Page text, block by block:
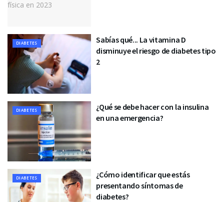
DIABETES
Sabías qué... La vitamina D
disminuye el riesgo de diabetes tipo
2
DIABETES
¿Qué se debe hacer con la insulina
en una emergencia?
DIABETES
¿Cómo identificar que estás
presentando síntomas de
diabetes?